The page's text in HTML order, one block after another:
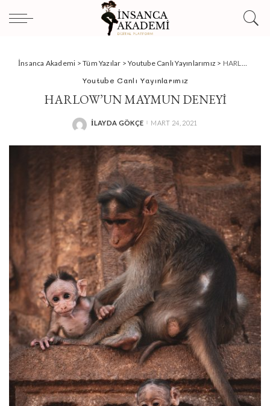
İnsanca Akademi >Tüm Yazılar >Youtube Canlı Yayınlarımız > HARLOW’UN MAYMUN DENEYİ
Youtube Canlı Yayınlarımız
HARLOW’UN MAYMUN DENEYİ
POSTED
İLAYDA GÖKÇE MART 24, 2021